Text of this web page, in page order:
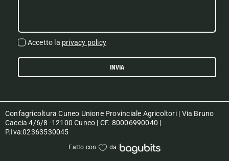
Accetto la privacy policy
INVIA
Confagricoltura Cuneo Unione Provinciale Agricoltori | Via Bruno
Caccia 4/6/8 -12100 Cuneo | CF. 80006990040 |
P.Iva:02363530045
Fatto con da